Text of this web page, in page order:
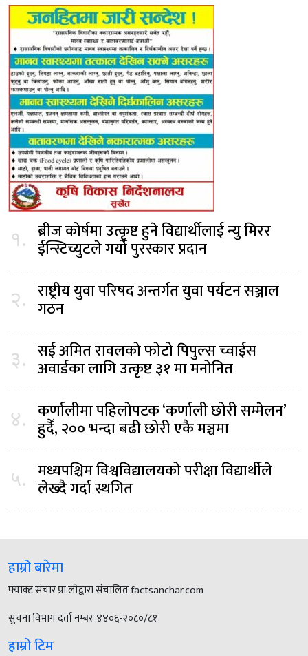
१. ब्रीज कोर्षमा उत्कृष्ट हुने विद्यार्थीलाई न्यु मिरर
ईन्स्टिच्युटले गर्यो पुरस्कार प्रदान
२. राष्ट्रीय युवा परिषद अन्तर्गत युवा पर्यटन सञ्जाल
गठन
३. सई अमित रावलको फोटो पिपुल्स च्वाईस
अवार्डका लागि उत्कृष्ट ३१ मा मनोनित
४. कर्णालीमा पहिलोपटक ‘कर्णाली छोरी सम्मेलन’
हुदैँ, २०० भन्दा बढी छोरी एकै मञ्चमा
५. मध्यपश्चिम विश्वविद्यालयको परीक्षा विद्यार्थीले
लेख्दै गर्दा स्थगित
हाम्रो बारेमा
फ्याक्ट संचार प्रा.लीद्वारा संचालित factsanchar.com
सुचना विभाग दर्ता नम्बरः ४४०६-२०८०/८१
हाम्रो टिम